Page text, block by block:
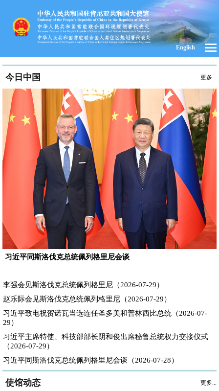
English
今日中国 更多...
习近平同斯洛伐克总统佩列格里尼会谈
李强会见斯洛伐克总统佩列格里尼（2026-07-29）
赵乐际会见斯洛伐克总统佩列格里尼（2026-07-29）
习近平致电祝贺诺瓦当选连任圣多美和普林西比总统（2026-07-
29）
习近平主席特使、科技部部长阴和俊出席秘鲁总统权力交接仪式
（2026-07-29）
习近平同斯洛伐克总统佩列格里尼会谈（2026-07-28）
使馆动态 更多...